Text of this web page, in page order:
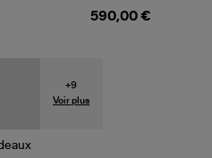
590,00 €
+9
Voir plus